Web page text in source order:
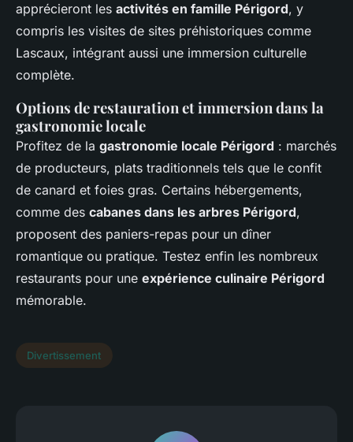
apprécieront les activités en famille Périgord, y
compris les visites de sites préhistoriques comme
Lascaux, intégrant aussi une immersion culturelle
complète.
Options de restauration et immersion dans la
gastronomie locale
Profitez de la gastronomie locale Périgord : marchés
de producteurs, plats traditionnels tels que le confit
de canard et foies gras. Certains hébergements,
comme des cabanes dans les arbres Périgord,
proposent des paniers-repas pour un dîner
romantique ou pratique. Testez enfin les nombreux
restaurants pour une expérience culinaire Périgord
mémorable.
Divertissement